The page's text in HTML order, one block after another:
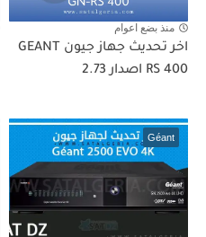
منذ بضع اعوام
اخر تحديث جهاز جيون GEANT
RS 400 اصدار 2.73
Géant